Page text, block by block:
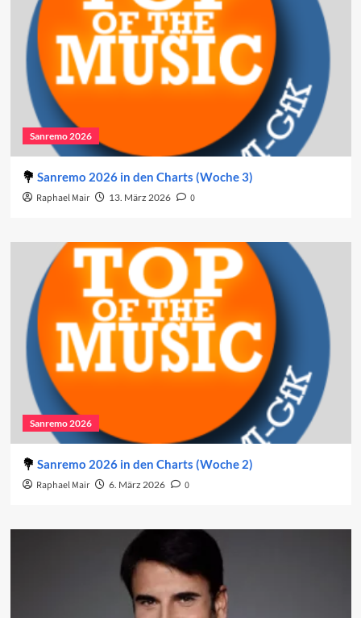
Sanremo 2026
Sanremo 2026 in den Charts (Woche 3)
Raphael Mair 13. März 2026 0
Sanremo 2026
Sanremo 2026 in den Charts (Woche 2)
Raphael Mair 6. März 2026 0